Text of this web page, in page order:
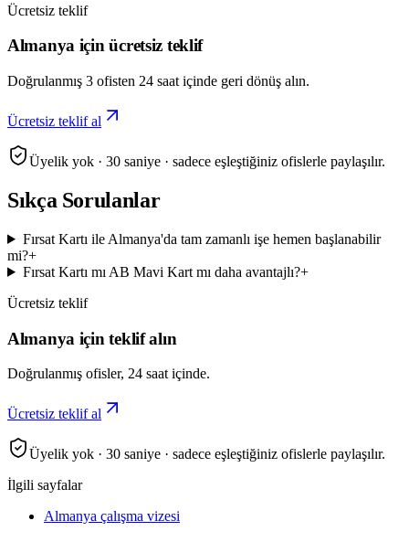
Ücretsiz teklif
Almanya için ücretsiz teklif
Doğrulanmış 3 ofisten 24 saat içinde geri dönüş alın.
Ücretsiz teklif al
Üyelik yok · 30 saniye · sadece eşleştiğiniz ofislerle paylaşılır.
Sıkça Sorulanlar
Fırsat Kartı ile Almanya'da tam zamanlı işe hemen başlanabilir
mi?+
Fırsat Kartı mı AB Mavi Kart mı daha avantajlı?+
Ücretsiz teklif
Almanya için teklif alın
Doğrulanmış ofisler, 24 saat içinde.
Ücretsiz teklif al
Üyelik yok · 30 saniye · sadece eşleştiğiniz ofislerle paylaşılır.
İlgili sayfalar
Almanya çalışma vizesi